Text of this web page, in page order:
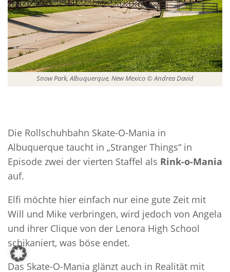
Snow Park, Albuquerque, New Mexico © Andrea David
Die Rollschuhbahn Skate-O-Mania in
Albuquerque taucht in „Stranger Things“ in
Episode zwei der vierten Staffel als Rink-o-Mania
auf.
Elfi möchte hier einfach nur eine gute Zeit mit
Will und Mike verbringen, wird jedoch von Angela
und ihrer Clique von der Lenora High School
schikaniert, was böse endet.
Das Skate-O-Mania glänzt auch in Realität mit